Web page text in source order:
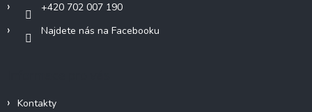
+420 702 007 190
Najdete nás na Facebooku
Kontakty